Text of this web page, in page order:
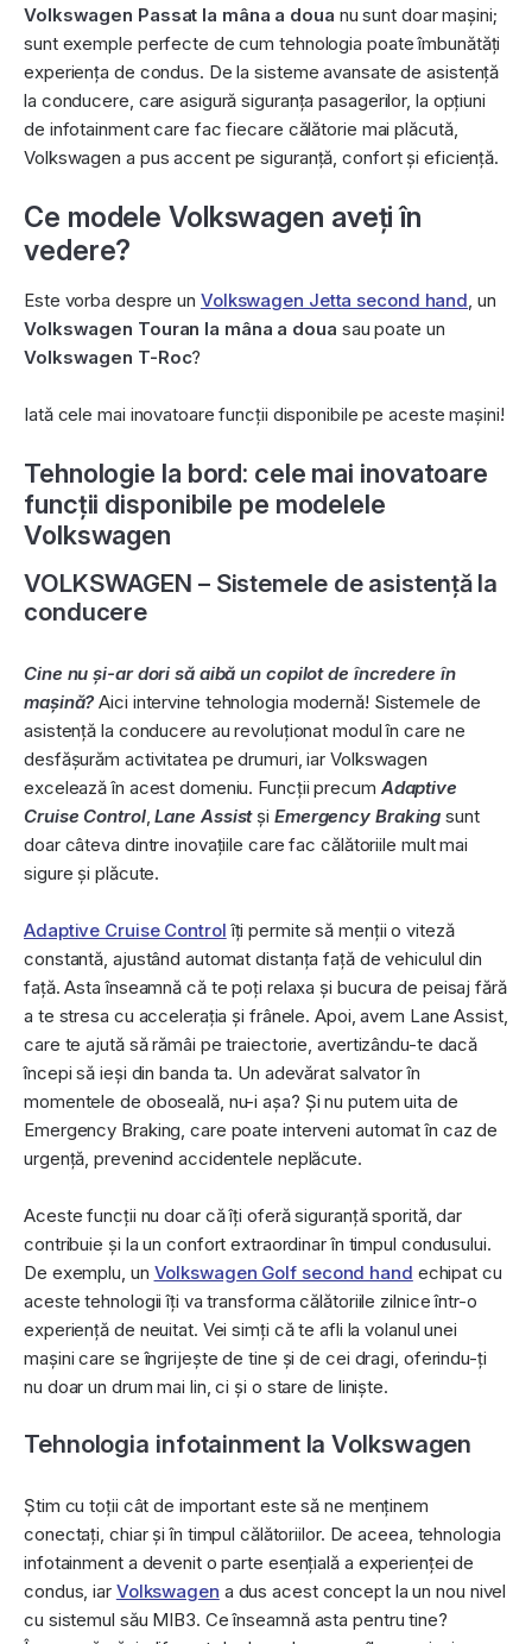
Volkswagen Passat la mâna a doua nu sunt doar mașini;
sunt exemple perfecte de cum tehnologia poate îmbunătăți
experiența de condus. De la sisteme avansate de asistență
la conducere, care asigură siguranța pasagerilor, la opțiuni
de infotainment care fac fiecare călătorie mai plăcută,
Volkswagen a pus accent pe siguranță, confort și eficiență.
Ce modele Volkswagen aveți în
vedere?
Este vorba despre un Volkswagen Jetta second hand , un
Volkswagen Touran la mâna a doua sau poate un
Volkswagen T-Roc?
Iată cele mai inovatoare funcții disponibile pe aceste mașini!
Tehnologie la bord: cele mai inovatoare
funcții disponibile pe modelele
Volkswagen
VOLKSWAGEN – Sistemele de asistență la
conducere
Cine nu și-ar dori să aibă un copilot de încredere în
mașină?Aici intervine tehnologia modernă! Sistemele de
asistență la conducere au revoluționat modul în care ne
desfășurăm activitatea pe drumuri, iar Volkswagen
excelează în acest domeniu. Funcții precum Adaptive
Cruise Control,Lane Assistși Emergency Braking sunt
doar câteva dintre inovațiile care fac călătoriile mult mai
sigure și plăcute.
Adaptive Cruise Control îți permite să menții o viteză
constantă, ajustând automat distanța față de vehiculul din
față. Asta înseamnă că te poți relaxa și bucura de peisaj fără
a te stresa cu accelerația și frânele. Apoi, avem Lane Assist,
care te ajută să rămâi pe traiectorie, avertizându-te dacă
începi să ieși din banda ta. Un adevărat salvator în
momentele de oboseală, nu-i așa? Și nu putem uita de
Emergency Braking, care poate interveni automat în caz de
urgență, prevenind accidentele neplăcute.
Aceste funcții nu doar că îți oferă siguranță sporită, dar
contribuie și la un confort extraordinar în timpul condusului.
De exemplu, un Volkswagen Golf second hand echipat cu
aceste tehnologii îți va transforma călătoriile zilnice într-o
experiență de neuitat. Vei simți că te afli la volanul unei
mașini care se îngrijește de tine și de cei dragi, oferindu-ți
nu doar un drum mai lin, ci și o stare de liniște.
Tehnologia infotainment la Volkswagen
Știm cu toții cât de important este să ne menținem
conectați, chiar și în timpul călătoriilor. De aceea, tehnologia
infotainment a devenit o parte esențială a experienței de
condus, iar Volkswagen a dus acest concept la un nou nivel
cu sistemul său MIB3. Ce înseamnă asta pentru tine?